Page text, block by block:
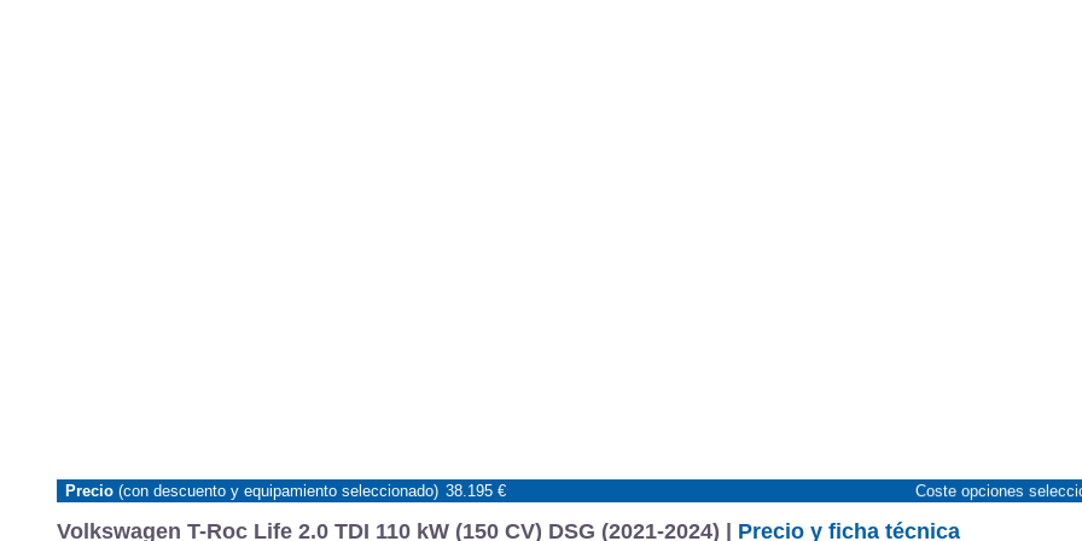
Volkswagen T-Roc Life 2.0 TDI 110 kW (150 CV) DSG (2021-2024) | Precio y ficha técnica
Precio (con descuento y equipamiento seleccionado) 38.195 € Coste opciones